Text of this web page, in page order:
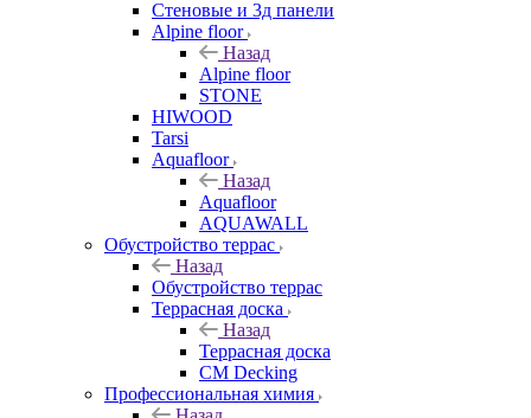
Стеновые и 3д панели
Alpine floor
Назад
Alpine floor
STONE
HIWOOD
Tarsi
Aquafloor
Назад
Aquafloor
AQUAWALL
Обустройство террас
Назад
Обустройство террас
Террасная доска
Назад
Террасная доска
CM Decking
Профессиональная химия